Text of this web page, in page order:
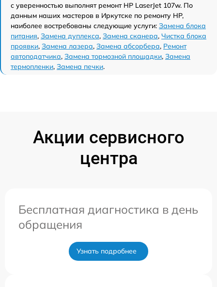
с уверенностью выполнят ремонт HP LaserJet 107w. По
данным наших мастеров в Иркутске по ремонту HP,
наиболее востребованы следующие услуги: Замена блока
питания, Замена дуплекса, Замена сканера, Чистка блока
проявки, Замена лазера, Замена абсорбера, Ремонт
автоподатчика, Замена тормозной площадки, Замена
термопленки, Замена печки.
Акции сервисного
центра
Бесплатная диагностика в день
обращения
Узнать подробнее